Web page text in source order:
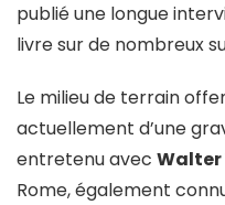
publié une longue
livre sur de nombreux
Le milieu de terrain
actuellement d’une
entretenu avec
Rome, également